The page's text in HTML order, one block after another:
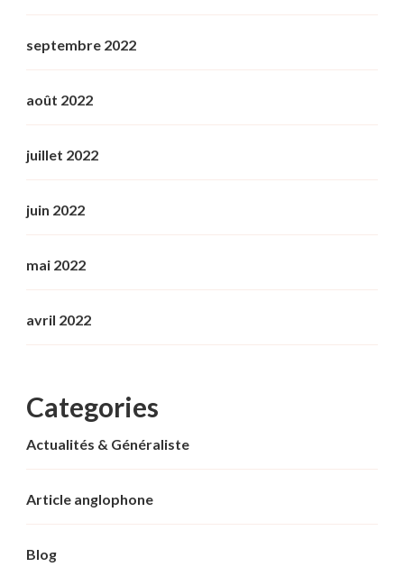
septembre 2022
août 2022
juillet 2022
juin 2022
mai 2022
avril 2022
Categories
Actualités & Généraliste
Article anglophone
Blog